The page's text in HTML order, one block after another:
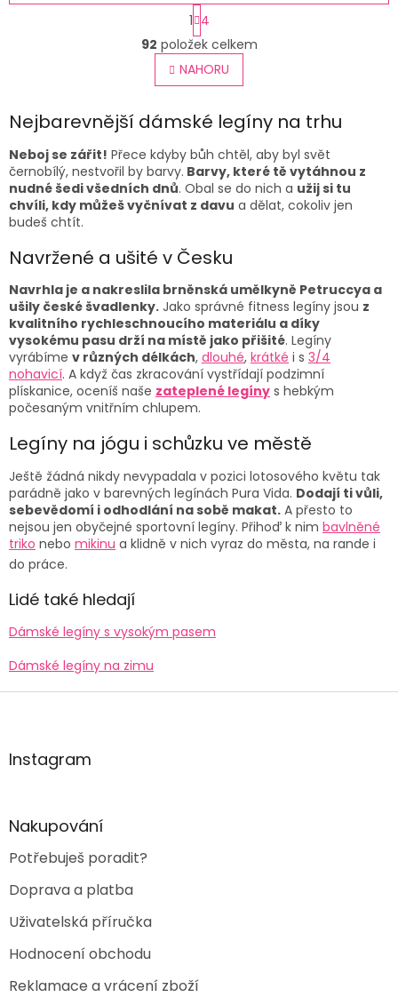
O
v
l
á
a
í
p
r
v
v
p
i
s
u
S
t
r
á
n
k
v
á
n
í
1 4
92 položek celkem
NAHORU
Nejbarevnější dámské legíny na trhu
Neboj se zářit! Přece kdyby bůh chtěl, aby byl svět
černobílý, nestvořil by barvy. Barvy, které tě vytáhnou z
nudné šedi všedních dnů. Obal se do nich a užij si tu
chvíli, kdy můžeš vyčnívat z davu a dělat, cokoliv jen
budeš chtít.
Navržené a ušité v Česku
Navrhla je a nakreslila brněnská umělkyně Petruccya a
ušily české švadlenky. Jako správné fitness legíny jsou z
kvalitního rychleschnoucího materiálu a díky
vysokému pasu drží na místě jako přišité. Legíny
vyrábíme v různých délkách, dlouhé, krátké i s 3/4
nohavicí. A když čas zkracování vystřídají podzimní
plískanice, oceníš naše zateplené legíny s hebkým
počesaným vnitřním chlupem.
Legíny na jógu i schůzku ve městě
Ještě žádná nikdy nevypadala v pozici lotosového květu tak
parádně jako v barevných legínách Pura Vida. Dodají ti vůli,
sebevědomí i odhodlání na sobě makat. A přesto to
nejsou jen obyčejné sportovní legíny. Přihoď k nim bavlněné
triko nebo mikinu a klidně v nich vyraz do města, na rande i
do práce.
Lidé také hledají
Dámské legíny s vysokým pasem
Dámské legíny na zimu
Z
aInstagram
Nakupování
Potřebuješ poradit?
Doprava a platba
Uživatelská příručka
Hodnocení obchodu
Reklamace a vrácení zboží